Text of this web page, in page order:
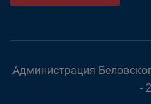
Администрация
-